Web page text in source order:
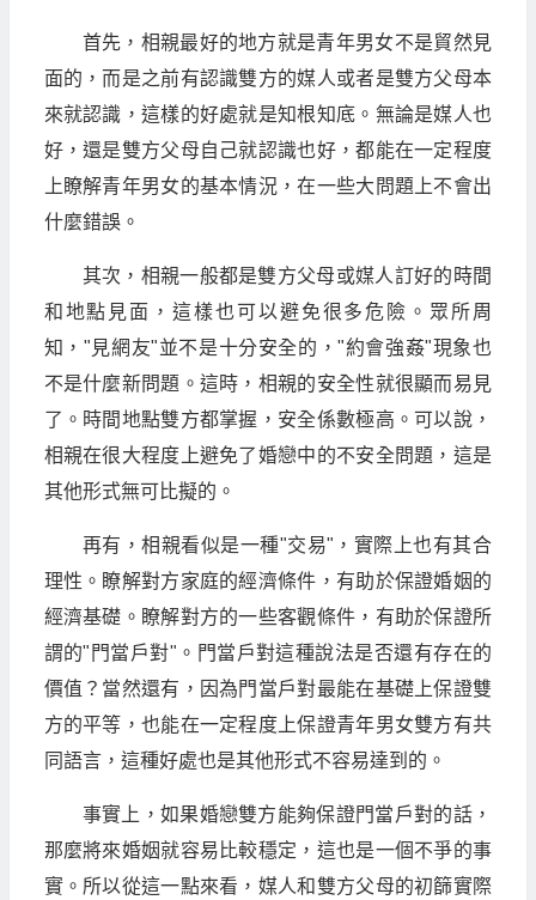
首先，相親最好的地方就是青年男女不是貿然見
面的，而是之前有認識雙方的媒人或者是雙方父母本
來就認識，這樣的好處就是知根知底。無論是媒人也
好，還是雙方父母自己就認識也好，都能在一定程度
上瞭解青年男女的基本情況，在一些大問題上不會出
什麼錯誤。
其次，相親一般都是雙方父母或媒人訂好的時間
和地點見面，這樣也可以避免很多危險。眾所周
知，"見網友"並不是十分安全的，"約會強姦"現象也
不是什麼新問題。這時，相親的安全性就很顯而易見
了。時間地點雙方都掌握，安全係數極高。可以說，
相親在很大程度上避免了婚戀中的不安全問題，這是
其他形式無可比擬的。
再有，相親看似是一種"交易"，實際上也有其合
理性。瞭解對方家庭的經濟條件，有助於保證婚姻的
經濟基礎。瞭解對方的一些客觀條件，有助於保證所
謂的"門當戶對"。門當戶對這種說法是否還有存在的
價值？當然還有，因為門當戶對最能在基礎上保證雙
方的平等，也能在一定程度上保證青年男女雙方有共
同語言，這種好處也是其他形式不容易達到的。
事實上，如果婚戀雙方能夠保證門當戶對的話，
那麼將來婚姻就容易比較穩定，這也是一個不爭的事
實。所以從這一點來看，媒人和雙方父母的初篩實際